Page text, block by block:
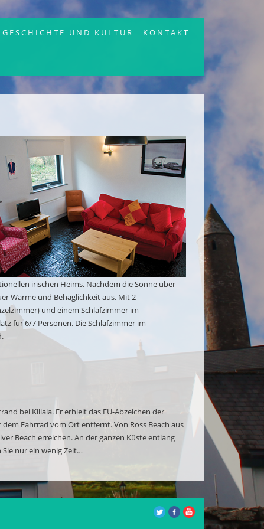
GESCHICHTE UND KULTUR KONTAKT
irischen Heims. Nachdem die Sonne über
Wärme und Behaglichkeit aus. Mit 2
und einem Schlafzimmer im
für 6/7 Personen. Die Schlafzimmer im
bei Killala. Er erhielt das EU-Abzeichen der
Fahrrad vom Ort entfernt. Von Ross Beach aus
Beach erreichen. An der ganzen Küste entlang
nur ein wenig Zeit…